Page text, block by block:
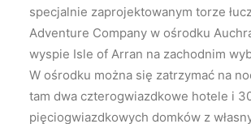
specjalnie zaprojektowanym torze
Adventure Company w ośrodku
wyspie Isle of Arran na zachodnim
W ośrodku można się zatrzymać na
tam dwa czterogwiazdkowe hotele i
pięciogwiazdkowych domków z